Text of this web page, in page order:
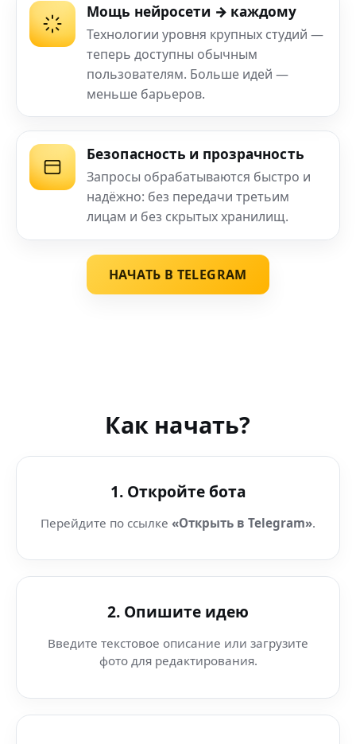
Мощь нейросети → каждому
Технологии уровня крупных студий —
теперь доступны обычным
пользователям. Больше идей —
меньше барьеров.
Безопасность и прозрачность
Запросы обрабатываются быстро и
надёжно: без передачи третьим
лицам и без скрытых хранилищ.
НАЧАТЬ В TELEGRAM
Как начать?
1. Откройте бота
Перейдите по ссылке «Открыть в Telegram».
2. Опишите идею
Введите текстовое описание или загрузите
фото для редактирования.